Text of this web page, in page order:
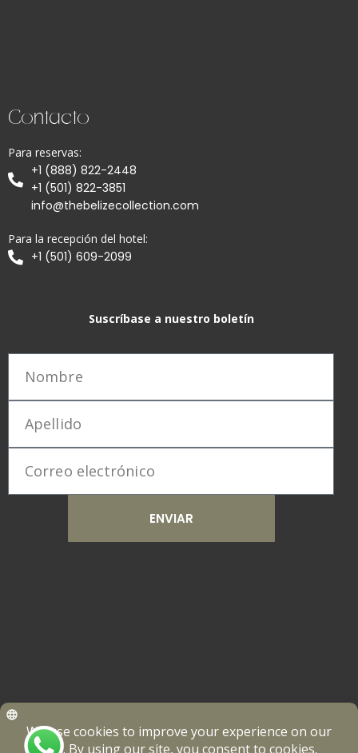
Contacto
Para reservas:
+1 (888) 822-2448
+1 (501) 822-3851
info@thebelizecollection.com
Para la recepción del hotel:
+1 (501) 609-2099
Suscríbase a nuestro boletín
ENVIAR